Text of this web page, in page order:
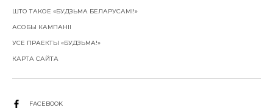
ШТО ТАКОЕ «БУДЗЬМА БЕЛАРУСАМІ!»
АСОБЫ КАМПАНІІ
УСЕ ПРАЕКТЫ «БУДЗЬМА!»
КАРТА САЙТА
FACEBOOK